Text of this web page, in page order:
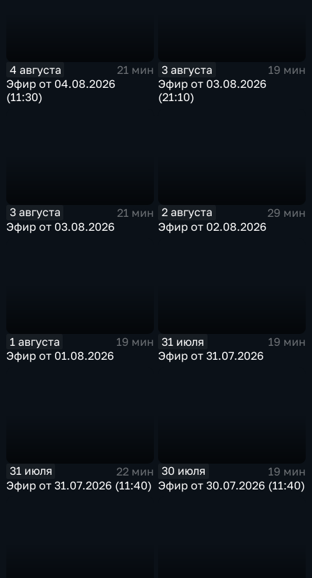
4 августа
21 мин
Эфир от 04.08.2026
(11:30)
3 августа
19 мин
Эфир от 03.08.2026
(21:10)
3 августа
21 мин
Эфир от 03.08.2026
2 августа
29 мин
Эфир от 02.08.2026
1 августа
19 мин
Эфир от 01.08.2026
31 июля
19 мин
Эфир от 31.07.2026
31 июля
22 мин
Эфир от 31.07.2026 (11:40)
30 июля
19 мин
Эфир от 30.07.2026 (11:40)